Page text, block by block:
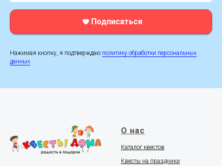
Подписаться
Нажимая кнопку, я подтверждаю политику обработки персональных
данных
О нас
Каталог квестов
Квесты на праздники